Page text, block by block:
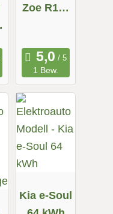
Zoe R110
1 Bew.
Kia e-Soul